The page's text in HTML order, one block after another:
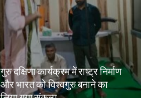
गुरु दक्षिणा कार्यक्रम में राष्ट्र निर्माण
और भारत को विश्वगुरु बनाने का